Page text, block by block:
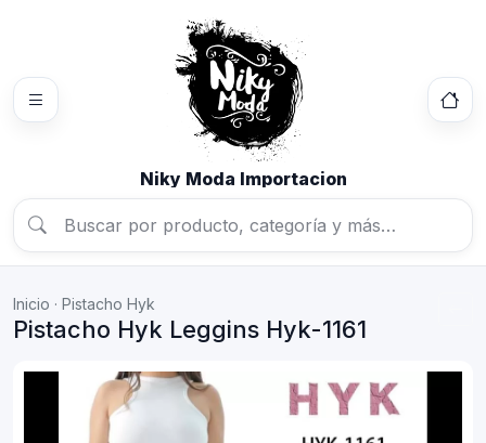
Niky Moda Importacion
Inicio · Pistacho Hyk
Pistacho Hyk Leggins Hyk-1161